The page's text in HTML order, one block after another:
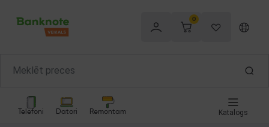
0
Telefoni Datori Remontam Katalogs